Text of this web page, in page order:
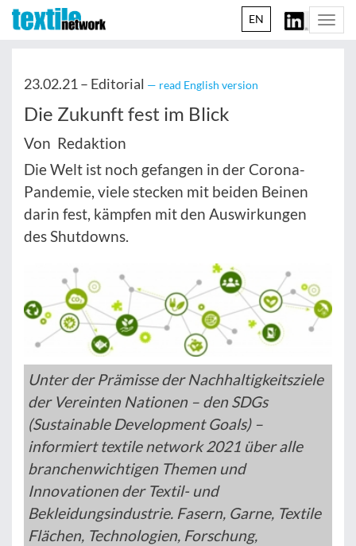
EN
23.02.21 – Editorial — read English version
Die Zukunft fest im Blick
Von Redaktion
Die Welt ist noch gefangen in der Corona-
Pandemie, viele stecken mit beiden Beinen
darin fest, kämpfen mit den Auswirkungen
des Shutdowns.
Unter der Prämisse der Nachhaltigkeitsziele
der Vereinten Nationen – den SDGs
(Sustainable Development Goals) –
informiert textile network 2021 über alle
branchenwichtigen Themen und
Innovationen der Textil- und
Bekleidungsindustrie. Fasern, Garne, Textile
Flächen, Technologien, Forschung,